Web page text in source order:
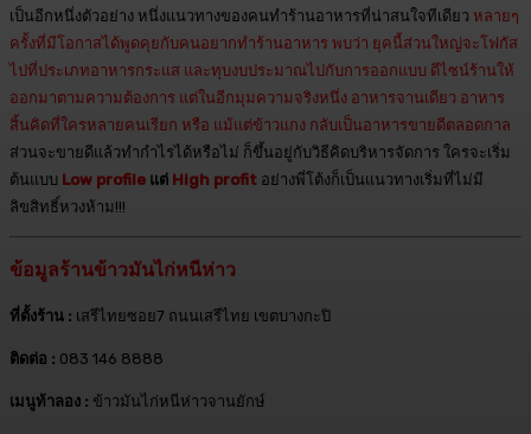
เป็นอีกหนึ่งตัวอย่าง หนึ่งแนวทางของคนทำร้านอาหารที่น่าสนใจทีเดียว หลายๆ
ครั้งที่มีโอกาสได้พูดคุยกับคนอยากทำร้านอาหาร พบว่า ยุคนี้ส่วนใหญ่จะโฟกัส
ไปที่ประเภทอาหารกระแส และทุบงบประมาณไปกับการออกแบบ ดีไซน์ร้านให้
ออกมาตามความต้องการ แต่ในอีกมุมความจริงหนึ่ง อาหารจานเดียว อาหาร
สิ้นคิดที่ใครหลายคนเรียก หรือ แม้แต่ข้าวแกง กลับเป็นอาหารขายดีตลอดกาล
ส่วนจะขายดีแล้วทำกำไรได้หรือไม่ ก็ขึ้นอยู่กับวิธีคิดบริหารจัดการ ใครจะเริ่ม
ต้นแบบ Low profile แต่ High profit อย่างพี่โต้งก็เป็นแนวทางเริ่มที่ไม่มี
ลิขสิทธิ์หวงห้าม!!!
ข้อมูลร้านข้าวมันไก่หนีห่าว
ที่ตั้งร้าน : เสรีไทยซอย7 ถนนเสรีไทย เขตบางกะปิ
ติดต่อ : 083 146 8888
เมนูท้าลอง : ข้าวมันไก่หนีห่าวจานยักษ์